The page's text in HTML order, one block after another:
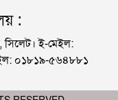
:
সিলেট। ই-মেইল:
০১৮১৯-৫৬৪৮৮১